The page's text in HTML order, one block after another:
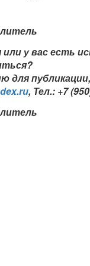
у вас есть
для
, Тел.: +7